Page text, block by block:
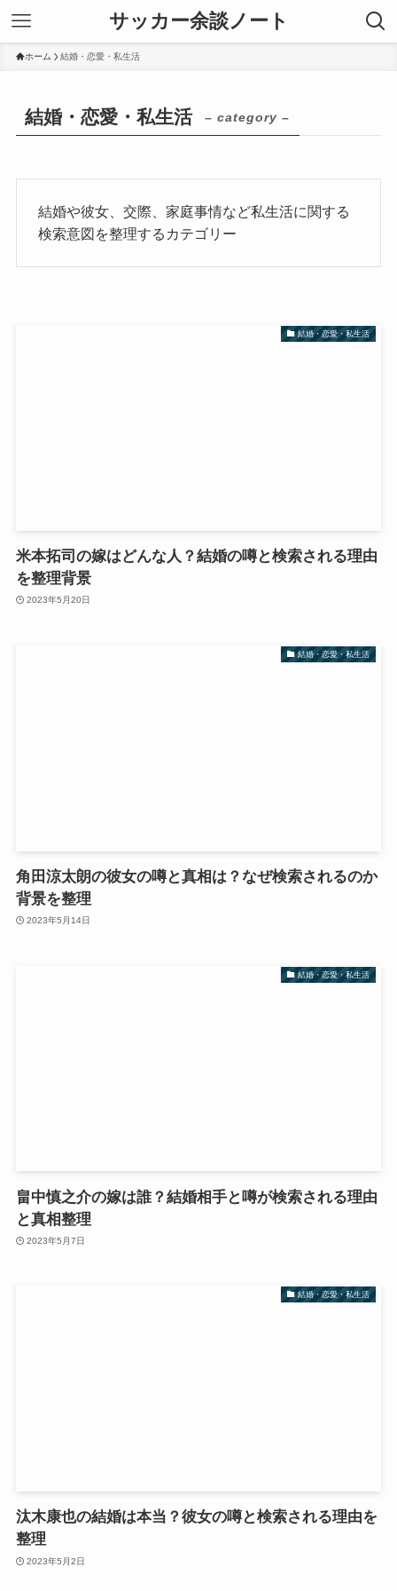
サッカー余談ノート
ホーム 結婚・恋愛・私生活
結婚・恋愛・私生活 – category –
結婚や彼女、交際、家庭事情など私生活に関する
検索意図を整理するカテゴリー
結婚・恋愛・私生活
米本拓司の嫁はどんな人？結婚の噂と検索される理由
を整理背景
2023年5月20日
結婚・恋愛・私生活
角田涼太朗の彼女の噂と真相は？なぜ検索されるのか
背景を整理
2023年5月14日
結婚・恋愛・私生活
畠中慎之介の嫁は誰？結婚相手と噂が検索される理由
と真相整理
2023年5月7日
結婚・恋愛・私生活
汰木康也の結婚は本当？彼女の噂と検索される理由を
整理
2023年5月2日